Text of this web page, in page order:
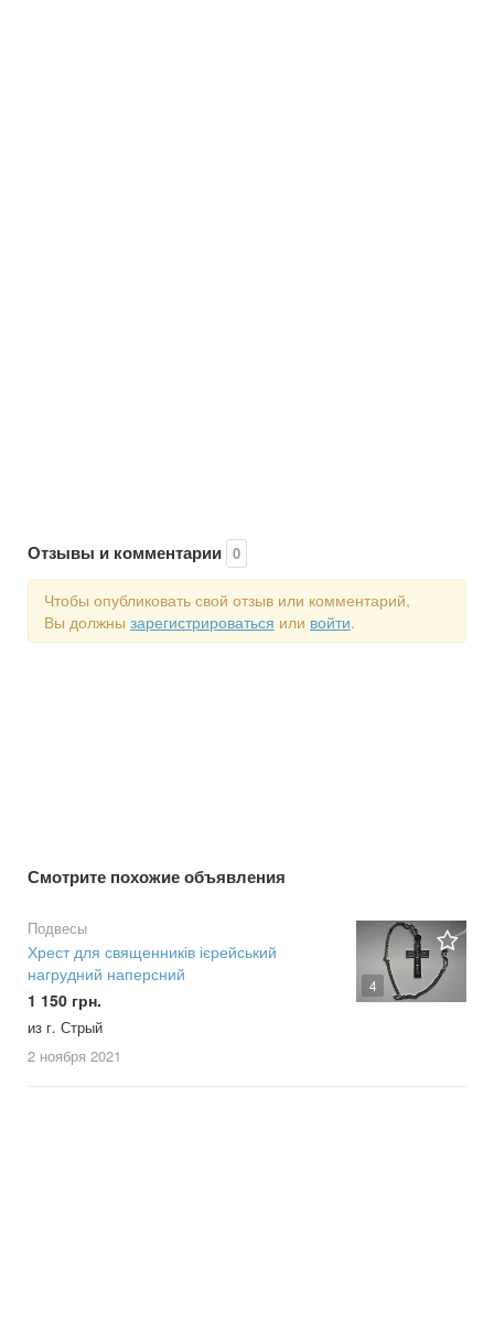
Отзывы и комментарии 0
Чтобы опубликовать свой отзыв или комментарий,
Вы должны зарегистрироваться или войти.
Смотрите похожие объявления
4
Подвесы
Хрест для священників ієрейський
нагрудний наперсний
1 150 грн.
из г. Стрый
2 ноября 2021